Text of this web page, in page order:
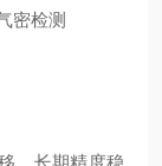
密检测
，长期精度稳